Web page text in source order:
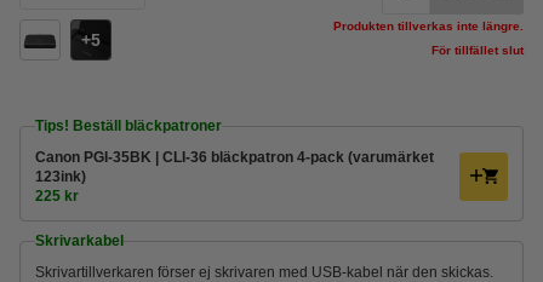
5
Produkten tillverkas inte längre.
För tillfället slut
Tips! Beställ bläckpatroner
Canon PGI-35BK | CLI-36 bläckpatron 4-pack (varumärket
123ink)
225 kr
Skrivarkabel
Skrivartillverkaren förser ej skrivaren med USB-kabel när den skickas.